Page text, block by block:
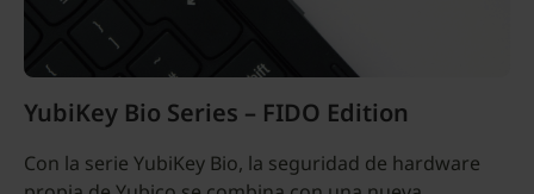
YubiKey Bio Series – FIDO Edition
Con la serie YubiKey Bio, la seguridad de hardware